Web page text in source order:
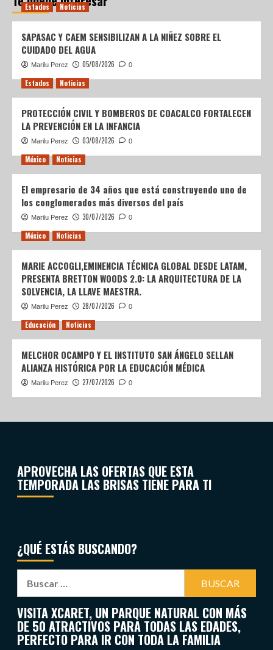
Estados Noticias
SAPASAC Y CAEM SENSIBILIZAN A LA NIÑEZ SOBRE EL
CUIDADO DEL AGUA
Marilu Perez 05/08/2026 0
Estados Noticias
PROTECCIÓN CIVIL Y BOMBEROS DE COACALCO FORTALECEN
LA PREVENCIÓN EN LA INFANCIA
Marilu Perez 03/08/2026 0
México Noticias
El empresario de 34 años que está construyendo uno de
los conglomerados más diversos del país
Marilu Perez 30/07/2026 0
México Noticias
MARIE ACCOGLI,EMINENCIA TÉCNICA GLOBAL DESDE LATAM,
PRESENTA BRETTON WOODS 2.0: LA ARQUITECTURA DE LA
SOLVENCIA, LA LLAVE MAESTRA.
Marilu Perez 28/07/2026 0
Educación Noticias
MELCHOR OCAMPO Y EL INSTITUTO SAN ÁNGELO SELLAN
ALIANZA HISTÓRICA POR LA EDUCACIÓN MÉDICA
Marilu Perez 27/07/2026 0
APROVECHA LAS OFERTAS QUE ESTA
TEMPORADA LAS BRISAS TIENE PARA TI
¿QUÉ ESTÁS BUSCANDO?
VISITA XCARET, UN PARQUE NATURAL CON MÁS
DE 50 ATRACTIVOS PARA TODAS LAS EDADES,
PERFECTO PARA IR CON TODA LA FAMILIA